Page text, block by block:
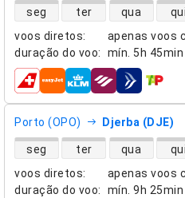
voos diretos:
apenas voos
duração do voo: mín. 5h 45min
disponibilidade de voos diretos
seg ter qua qui
companhias aéreas
Porto (OPO) Djerba (DJE)
voos diretos:
apenas voos
duração do voo: mín. 9h 25min
disponibilidade de voos diretos
seg ter qua qui